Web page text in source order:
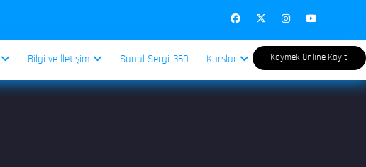
Bilgi ve İletişim Sanal Sergi-360 Kurslar Kaymek Online Kayıt